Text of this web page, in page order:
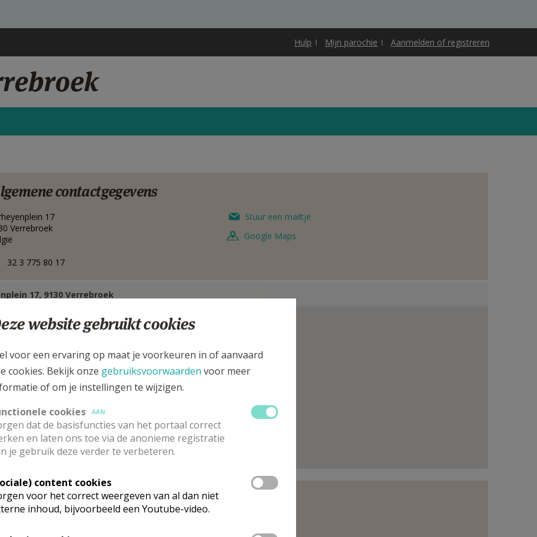
Hulp Mijn parochie Aanmelden of registreren
contactgegevens
17
Verrebroek
32 3 775 80 17
Stuur een mailtje
Google Maps
17, 9130 Verrebroek
website gebruikt cookies
voor een ervaring op maat je voorkeuren in of aanvaard
cookies. Bekijk onze gebruiksvoorwaarden voor meer
of om je instellingen te wijzigen.
cookies
AAN
dat de basisfuncties van het portaal correct
en laten ons toe via de anonieme registratie
je gebruik deze verder te verbeteren.
content cookies
voor het correct weergeven van al dan niet
inhoud, bijvoorbeeld een Youtube-video.